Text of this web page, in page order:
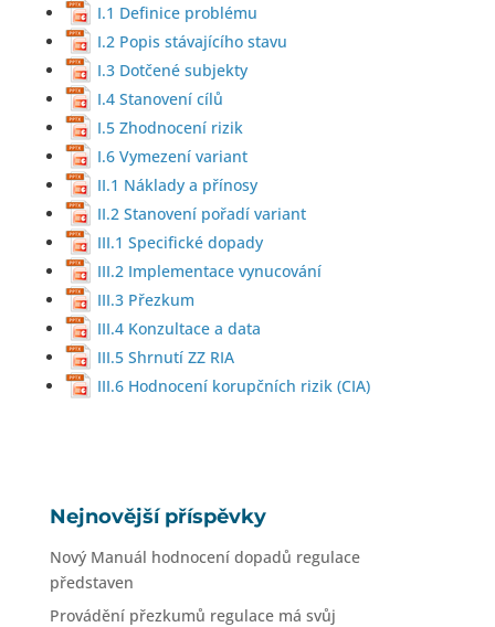
I.1 Definice problému
I.2 Popis stávajícího stavu
I.3 Dotčené subjekty
I.4 Stanovení cílů
I.5 Zhodnocení rizik
I.6 Vymezení variant
II.1 Náklady a přínosy
II.2 Stanovení pořadí variant
III.1 Specifické dopady
III.2 Implementace vynucování
III.3 Přezkum
III.4 Konzultace a data
III.5 Shrnutí ZZ RIA
III.6 Hodnocení korupčních rizik (CIA)
Nejnovější příspěvky
Nový Manuál hodnocení dopadů regulace
představen
Provádění přezkumů regulace má svůj